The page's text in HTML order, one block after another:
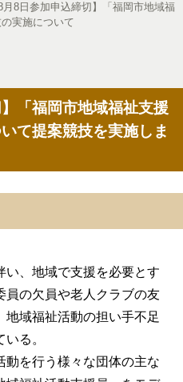
8月8日参加申込締切】「福岡市地域福
実施について
「福岡市地域福祉支援
て提案競技を実施しま
、地域で支援を必要とす
員の欠員や老人クラブの友
域福祉活動の担い手不足
る。
動を行う様々な団体の主な